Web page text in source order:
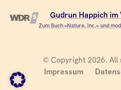
Gudrun Happich im
Zum Buch »Nature, Inc.« und
© Copyright 2026.
Impressum